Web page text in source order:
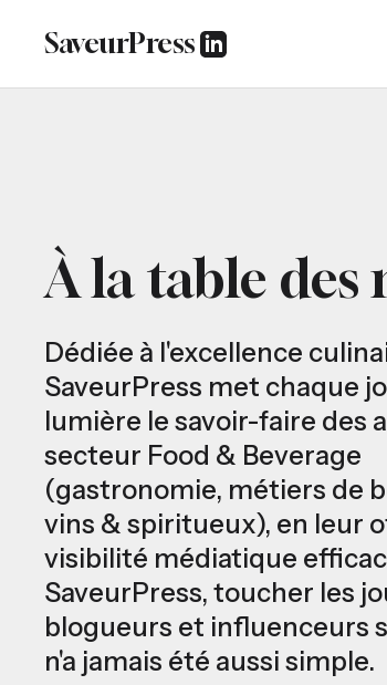
SaveurPress
À la table des
Dédiée à l'excellence
SaveurPress met chaque
lumière le savoir-faire des
secteur Food & Beverage
(gastronomie, métiers de
vins & spiritueux), en leur
visibilité médiatique
SaveurPress, toucher les
blogueurs et influenceurs
n'a jamais été aussi simple.